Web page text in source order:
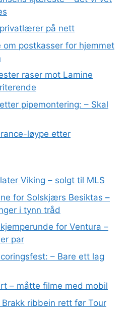
på nett
postkasser for hjemmet
raser mot Lamine
pipemontering: – Skal
løype etter
Viking – solgt til MLS
for Solskjærs Besiktas –
i tynn tråd
for Ventura –
par
– Bare ett lag
– måtte filme med mobil
ribbein rett før Tour